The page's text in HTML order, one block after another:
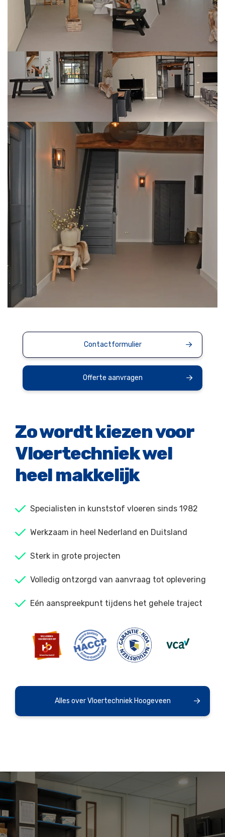
Contactformulier
Offerte aanvragen
Zo wordt kiezen voor
Vloertechniek wel
heel makkelijk
Specialisten in kunststof vloeren sinds 1982
Werkzaam in heel Nederland en Duitsland
Sterk in grote projecten
Volledig ontzorgd van aanvraag tot oplevering
Eén aanspreekpunt tijdens het gehele traject
Alles over Vloertechniek Hoogeveen